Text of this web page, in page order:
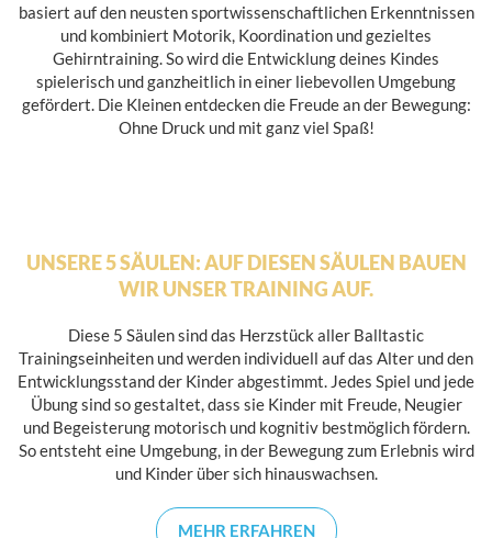
basiert auf den neusten sportwissenschaftlichen Erkenntnissen
und kombiniert Motorik, Koordination und gezieltes
Gehirntraining. So wird die Entwicklung deines Kindes
spielerisch und ganzheitlich in einer liebevollen Umgebung
gefördert. Die Kleinen entdecken die Freude an der Bewegung:
Ohne Druck und mit ganz viel Spaß!
UNSERE 5 SÄULEN: AUF DIESEN SÄULEN BAUEN
WIR UNSER TRAINING AUF.
Diese 5 Säulen sind das Herzstück aller Balltastic
Trainingseinheiten und werden individuell auf das Alter und den
Entwicklungsstand der Kinder abgestimmt. Jedes Spiel und jede
Übung sind so gestaltet, dass sie Kinder mit Freude, Neugier
und Begeisterung motorisch und kognitiv bestmöglich fördern.
So entsteht eine Umgebung, in der Bewegung zum Erlebnis wird
und Kinder über sich hinauswachsen.
MEHR ERFAHREN